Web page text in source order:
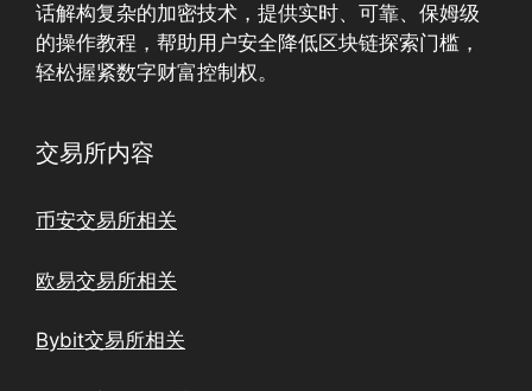
话解构复杂的加密技术，提供实时、可靠、保姆级
的操作教程，帮助用户安全降低区块链探索门槛，
轻松握紧数字财富控制权。
交易所内容
币安交易所相关
欧易交易所相关
Bybit交易所相关